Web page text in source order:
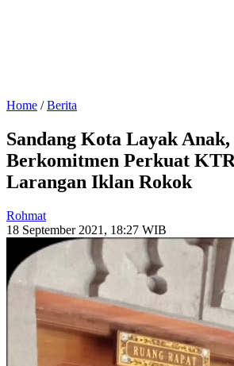
Home /Berita
Sandang Kota Layak Anak,
Berkomitmen Perkuat
Larangan Iklan Rokok
Rohmat
18 September 2021, 18:27 WIB